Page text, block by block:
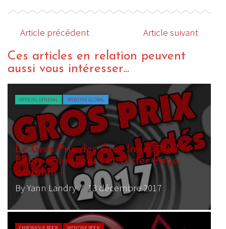
Article précédent Article suivant
Ces articles en relation peuvent
aussi vous intéresser...
OFFICIEL GENERAL WEBZINE GLOBAL
Le Gros Prix des Gros Indés 2017 :
Bebly vainqueur ! et Ulster Page,
dauphin !
By Yann Landry/ 13 décembre 2017
CHRONIQUE ROCK WEBZINE ROCK